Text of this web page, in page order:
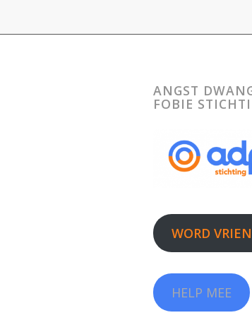
ANGST
FOBIE
WORD
HELP MEE